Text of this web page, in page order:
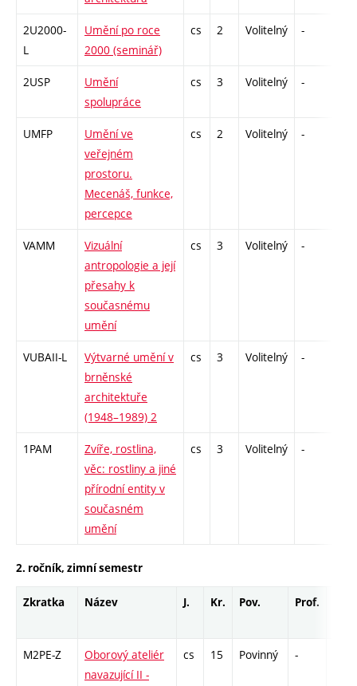
2U2000-
L
Umění po roce
2000 (seminář)
cs 2 Volitelný -
2USP
Umění
spolupráce
cs 3 Volitelný -
UMFP
Umění ve
veřejném
prostoru.
Mecenáš, funkce,
percepce
cs 2 Volitelný -
VAMM
Vizuální
antropologie a její
přesahy k
současnému
umění
cs 3 Volitelný -
VUBAII-L
Výtvarné umění v
brněnské
architektuře
(1948–1989) 2
cs 3 Volitelný -
1PAM
Zvíře, rostlina,
věc: rostliny a jiné
přírodní entity v
současném
umění
cs 3 Volitelný -
2. ročník, zimní semestr
Zkratka Název J. Kr. Pov. Prof.
M2PE-Z
Oborový ateliér
navazující II -
cs 15 Povinný -